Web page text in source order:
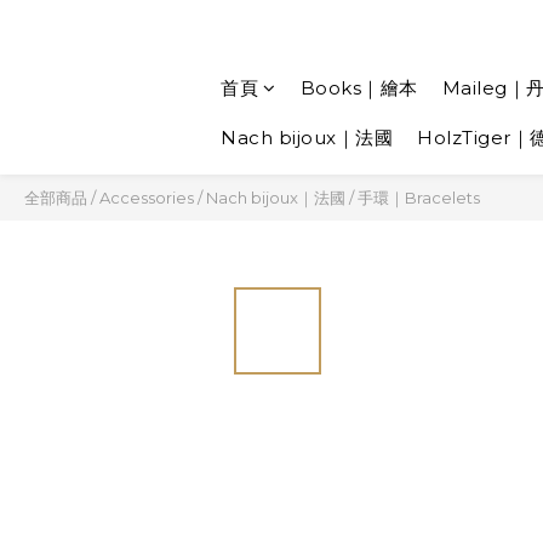
首頁 Books｜繪本 Maileg｜
Nach bijoux｜法國 HolzTiger｜
全部商品 /Accessories/Nach bijoux｜法國 /手環｜Bracelets